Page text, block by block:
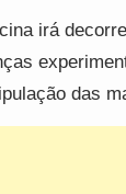
irá
das